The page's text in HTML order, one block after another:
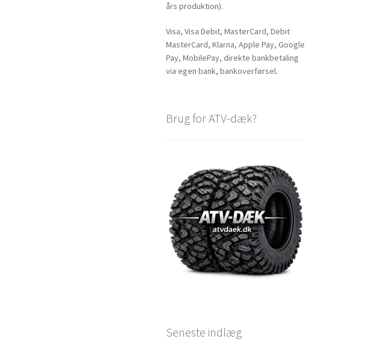
års produktion).
Visa, Visa Debit, MasterCard, Debit
MasterCard, Klarna, Apple Pay, Google
Pay, MobilePay, direkte bankbetaling
via egen bank, bankoverførsel.
Brug for ATV-dæk?
Seneste indlæg